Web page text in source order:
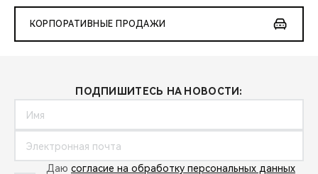
КОРПОРАТИВНЫЕ ПРОДАЖИ
ПОДПИШИТЕСЬ НА НОВОСТИ:
Даю согласие на обработку персональных данных